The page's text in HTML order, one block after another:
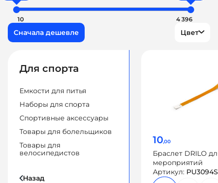
10 4 396
Цвет
Для спорта
Емкости для питья
Наборы для спорта
Спортивные аксессуары
Товары для болельщиков
Товары для
велосипедистов
Назад
10,00
Браслет DRILO
мероприятий
Артикул: